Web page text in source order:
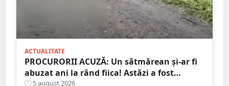
ACTUALITATE
PROCURORII ACUZĂ: Un sătmărean și-ar fi
abuzat ani la rând fiica! Astăzi a fost
5 august 2026